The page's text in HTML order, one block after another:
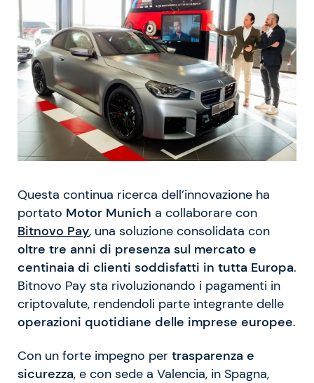
Questa continua ricerca dell’innovazione ha
portato Motor Munich a collaborare con
Bitnovo Pay, una soluzione consolidata con
oltre tre anni di presenza sul mercato e
centinaia di clienti soddisfatti in tutta Europa.
Bitnovo Pay sta rivoluzionando i pagamenti in
criptovalute, rendendoli parte integrante delle
operazioni quotidiane delle imprese europee.
Con un forte impegno per trasparenza e
sicurezza, e con sede a Valencia, in Spagna,